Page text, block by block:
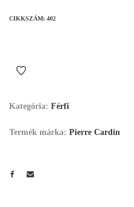
CIKKSZÁM: 402
Kategória: Férfi
Termék márka: Pierre Cardin